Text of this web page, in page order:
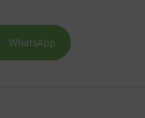
WhatsApp